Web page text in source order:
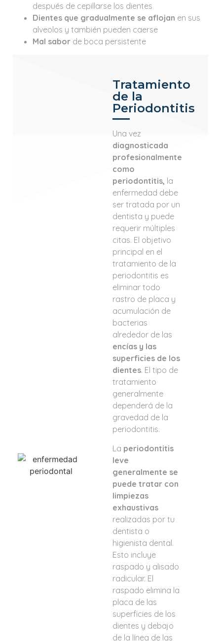
después de cepillarse los dientes
Dientes que gradualmente se aflojan en sus
alveolos y también pueden caerse
Mal sabor de boca persistente
Tratamiento
de la
Periodontitis
Una vez
diagnosticada
profesionalmente
como
periodontitis, la
enfermedad debe
ser tratada por un
dentista y puede
requerir múltiples
citas. El objetivo
principal en el
tratamiento de la
periodontitis es
eliminar todo
rastro de placa y
acumulación de
bacterias
alrededor de las
encías y las
superficies de los
dientes. El tipo de
tratamiento
generalmente
dependerá de la
gravedad de la
periodontitis.
La periodontitis
leve
generalmente se
puede tratar con
limpiezas
exhaustivas
realizadas por tu
dentista o
higienista dental.
Esto incluye
raspado y alisado
radicular. El
raspado elimina la
placa de las
superficies de los
dientes y debajo
de la línea de las